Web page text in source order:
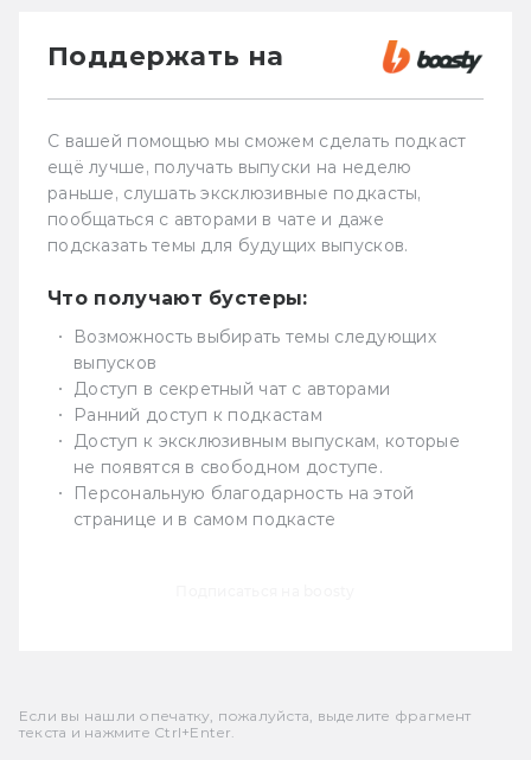
Поддержать на
С вашей помощью мы сможем сделать подкаст
ещё лучше, получать выпуски на неделю
раньше, слушать эксклюзивные подкасты,
пообщаться с авторами в чате и даже
подсказать темы для будущих выпусков.
Что получают бустеры:
Возможность выбирать темы следующих
выпусков
Доступ в секретный чат с авторами
Ранний доступ к подкастам
Доступ к эксклюзивным выпускам, которые
не появятся в свободном доступе.
Персональную благодарность на этой
странице и в самом подкасте
Если вы нашли опечатку, пожалуйста, выделите фрагмент
текста и нажмите Ctrl+Enter.